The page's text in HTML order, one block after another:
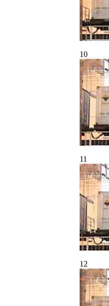
10
11
12